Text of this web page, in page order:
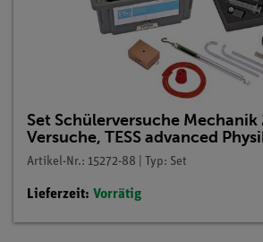
Set Schülerversuche Mechanik
Versuche, TESS advanced
Artikel-Nr.: 15272-88 | Typ: Set
Lieferzeit: Vorrätig